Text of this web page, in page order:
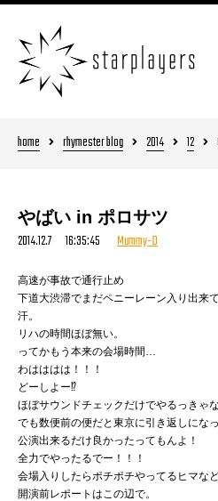
home rhymester blog 2014 12
やばい in ポロサツ
2014.12.7 16:35:45 Mummy-D
高速が事故で通行止め
下道大渋滞でまだペニーレーン入り出来て
汗。
リハの時間ほぼ無い。
ってかもう本来の会場時間…
わはははは！！！
どーしよー⁉︎
ほぼサウンドチェックだけでやるっきゃ
でも数便前の便だと東京に引き返しにな
公演出来るだけ良かったってもんよ！
全力でやったるでー！！！
会場入りしたらポチポチやってるヒマな
開演前レポートはこの辺で。